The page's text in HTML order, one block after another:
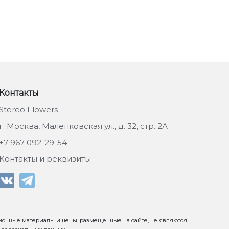
Контакты
Flowers
г. Москва, Маленковская ул., д. 32, стр. 2А
+7 967 092-29-54
Контакты и реквизиты
материалы и цены, размещенные на сайте, не являются